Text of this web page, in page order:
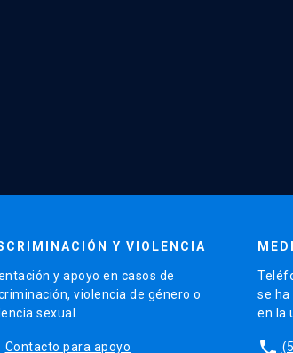
Y VIOLENCIA
y apoyo en casos de
violencia de género o
sexual.
Contacto para apoyo
se ha
en la
phone